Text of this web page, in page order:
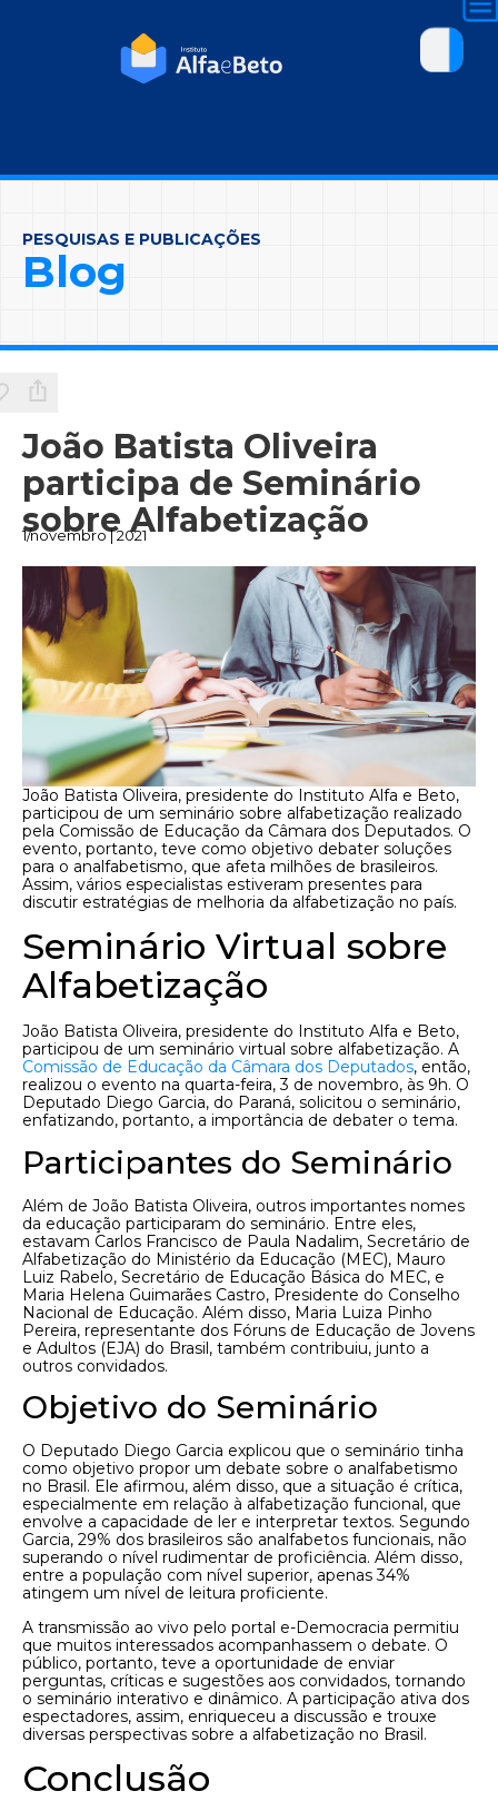
PESQUISAS E PUBLICAÇÕES
Blog
João Batista Oliveira
participa de Seminário
sobre Alfabetização
1/novembro | 2021
João Batista Oliveira, presidente do Instituto Alfa e Beto,
participou de um seminário sobre alfabetização realizado
pela Comissão de Educação da Câmara dos Deputados. O
evento, portanto, teve como objetivo debater soluções
para o analfabetismo, que afeta milhões de brasileiros.
Assim, vários especialistas estiveram presentes para
discutir estratégias de melhoria da alfabetização no país.
Seminário Virtual sobre
Alfabetização
João Batista Oliveira, presidente do Instituto Alfa e Beto,
participou de um seminário virtual sobre alfabetização. A
Comissão de Educação da Câmara dos Deputados, então,
realizou o evento na quarta-feira, 3 de novembro, às 9h. O
Deputado Diego Garcia, do Paraná, solicitou o seminário,
enfatizando, portanto, a importância de debater o tema.
Participantes do Seminário
Além de João Batista Oliveira, outros importantes nomes
da educação participaram do seminário. Entre eles,
estavam Carlos Francisco de Paula Nadalim, Secretário de
Alfabetização do Ministério da Educação (MEC), Mauro
Luiz Rabelo, Secretário de Educação Básica do MEC, e
Maria Helena Guimarães Castro, Presidente do Conselho
Nacional de Educação. Além disso, Maria Luiza Pinho
Pereira, representante dos Fóruns de Educação de Jovens
e Adultos (EJA) do Brasil, também contribuiu, junto a
outros convidados.
Objetivo do Seminário
O Deputado Diego Garcia explicou que o seminário tinha
como objetivo propor um debate sobre o analfabetismo
no Brasil. Ele afirmou, além disso, que a situação é crítica,
especialmente em relação à alfabetização funcional, que
envolve a capacidade de ler e interpretar textos. Segundo
Garcia, 29% dos brasileiros são analfabetos funcionais, não
superando o nível rudimentar de proficiência. Além disso,
entre a população com nível superior, apenas 34%
atingem um nível de leitura proficiente.
A transmissão ao vivo pelo portal e-Democracia permitiu
que muitos interessados acompanhassem o debate. O
público, portanto, teve a oportunidade de enviar
perguntas, críticas e sugestões aos convidados, tornando
o seminário interativo e dinâmico. A participação ativa dos
espectadores, assim, enriqueceu a discussão e trouxe
diversas perspectivas sobre a alfabetização no Brasil.
Conclusão